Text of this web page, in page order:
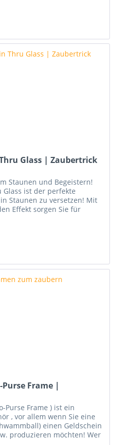
Glass | Zaubertrick
Staunen und Begeistern!
Glass ist der perfekte
Staunen zu versetzen! Mit
Effekt sorgen Sie für
Frame |
Purse Frame ) ist ein
, vor allem wenn Sie eine
einen Geldschein
produzieren möchten! Wer